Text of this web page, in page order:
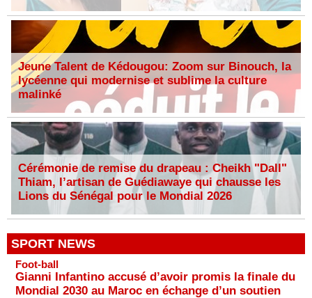
Jeune Talent de Kédougou: Zoom sur Binouch, la
lycéenne qui modernise et sublime la culture
malinké
Cérémonie de remise du drapeau : Cheikh "Dall"
Thiam, l’artisan de Guédiawaye qui chausse les
Lions du Sénégal pour le Mondial 2026
SPORT NEWS
Foot-ball
Gianni Infantino accusé d’avoir promis la finale du
Mondial 2030 au Maroc en échange d’un soutien